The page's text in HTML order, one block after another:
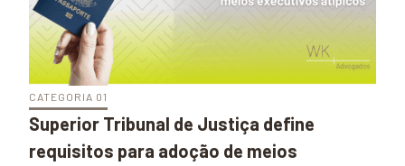
CATEGORIA 01
Superior Tribunal de Justiça define
requisitos para adoção de meios